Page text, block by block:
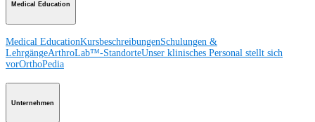
Medical Education
Medical EducationKursbeschreibungenSchulungen &
LehrgängeArthroLab™-StandorteUnser klinisches Personal stellt sich
vorOrthoPedia
Unternehmen